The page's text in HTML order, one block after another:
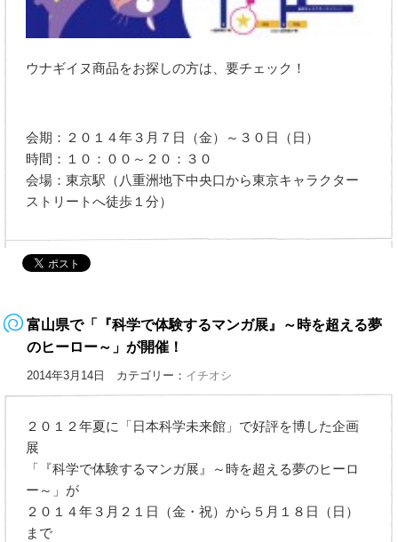
ウナギイヌ商品をお探しの方は、要チェック！
会期：２０１４年３月７日（金）～３０日（日）
時間：１０：００～２０：３０
会場：東京駅（八重洲地下中央口から東京キャラクター
ストリートへ徒歩１分）
富山県で「『科学で体験するマンガ展』～時を超える夢
のヒーロー～」が開催！
2014年3月14日 カテゴリー： イチオシ
２０１２年夏に「日本科学未来館」で好評を博した企画
展
「『科学で体験するマンガ展』～時を超える夢のヒーロ
ー～」が
２０１４年３月２１日（金・祝）から５月１８日（日）
まで